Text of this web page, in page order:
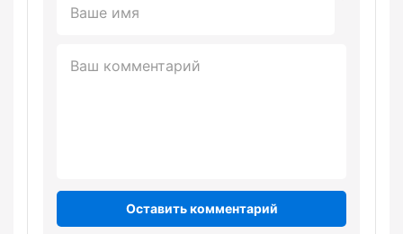
Оставить комментарий